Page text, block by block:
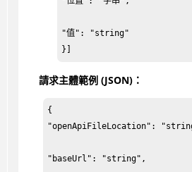
"值": "string"
}]
請求主體範例 (JSON)：
{
"openApiFileLocation":
"baseUrl": "string",